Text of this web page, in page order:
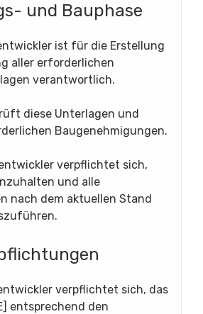
und Bauphase
ist für die Erstellung
aller erforderlichen
verantwortlich.
diese Unterlagen und
Baugenehmigungen.
verpflichtet sich,
und alle
nach dem aktuellen Stand
verpflichtet sich, das
entsprechend den